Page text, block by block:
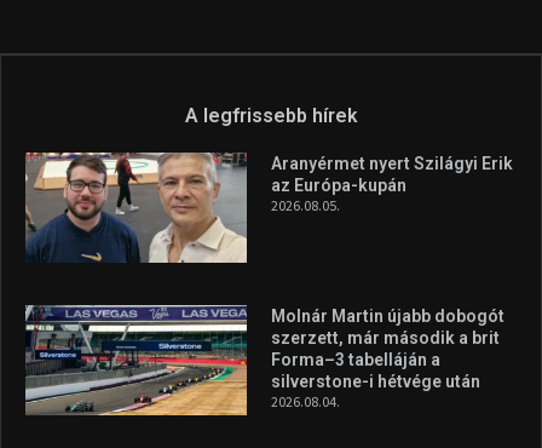
A legfrissebb hírek
Aranyérmet nyert Szilágyi Erik
az Európa-kupán
2026.08.05.
Molnár Martin újabb dobogót
szerzett, már második a brit
Forma–3 tabelláján a
silverstone-i hétvége után
2026.08.04.